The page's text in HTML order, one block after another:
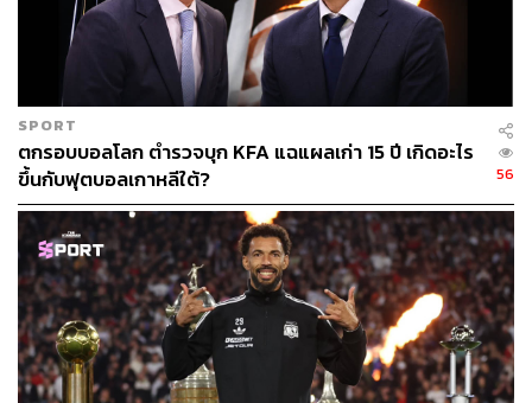
154
ABOUT THE AUTHOR
THE STANDARD TEAM
กองบรรณาธิการ THE STANDARD
SPORT
ตกรอบบอลโลก ตำรวจบุก KFA แฉแผลเก่า 15 ปี เกิดอะไร
ขึ้นกับฟุตบอลเกาหลีใต้?
56